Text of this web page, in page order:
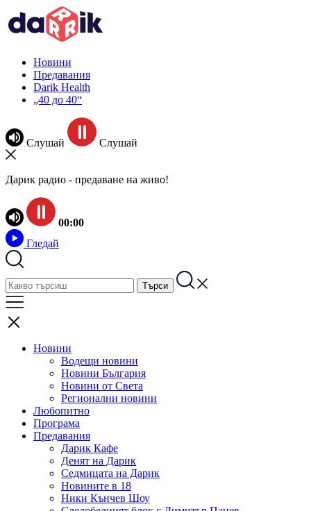
Новини
Предавания
Darik Health
„40 до 40“
Слушай Слушай
Дарик радио - предаване на живо!
00:00
Гледай
Новини
Водещи новини
Новини България
Новини от Света
Регионални новини
Любопитно
Програма
Предавания
Дарик Кафе
Денят на Дарик
Седмицата на Дарик
Новините в 18
Ники Кънчев Шоу